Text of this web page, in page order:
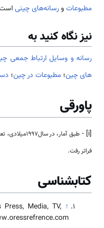
مطبوعاتورسانه‌های چینی
نیز نگاه کنید به
رسانه و وسايل ارتباط جمعی
های چین؛ مطبوعات در چین؛
پاورقی
[i] - طبق آمار، در سال1997میلادی، تعداد
فراتر رفت.
کتابشناسی
↑
Press, Media, TV,